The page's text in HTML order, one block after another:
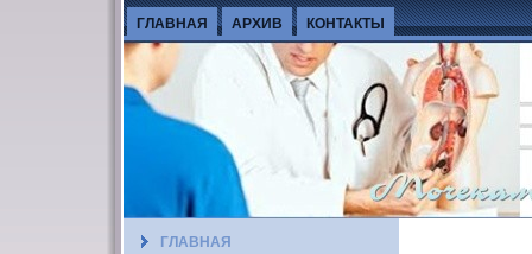
ГЛАВНАЯ АРХИВ КОНТАКТЫ
ГЛАВНАЯ